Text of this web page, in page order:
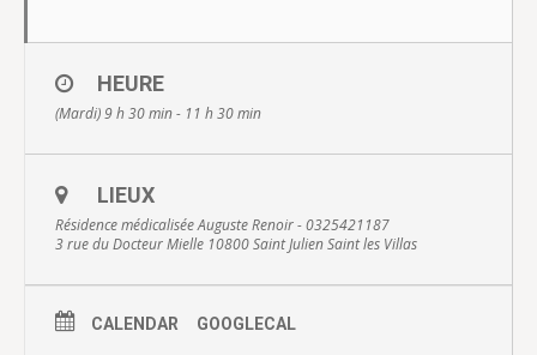
HEURE
(Mardi) 9 h 30 min - 11 h 30 min
LIEUX
Résidence médicalisée Auguste Renoir - 0325421187
3 rue du Docteur Mielle 10800 Saint Julien Saint les Villas
CALENDAR GOOGLECAL